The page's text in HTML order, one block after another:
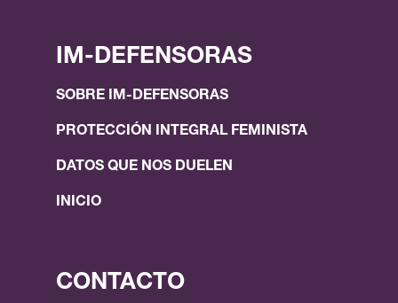
IM-DEFENSORAS
SOBRE IM-DEFENSORAS
PROTECCIÓN INTEGRAL FEMINISTA
DATOS QUE NOS DUELEN
INICIO
CONTACTO